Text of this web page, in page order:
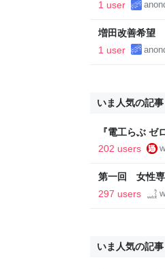
1 user
増田改善希望
1 user
いま人気の記事
『電工らぶ
インと勉強。
202 users
第一回 女性専
297 users
いま人気の記